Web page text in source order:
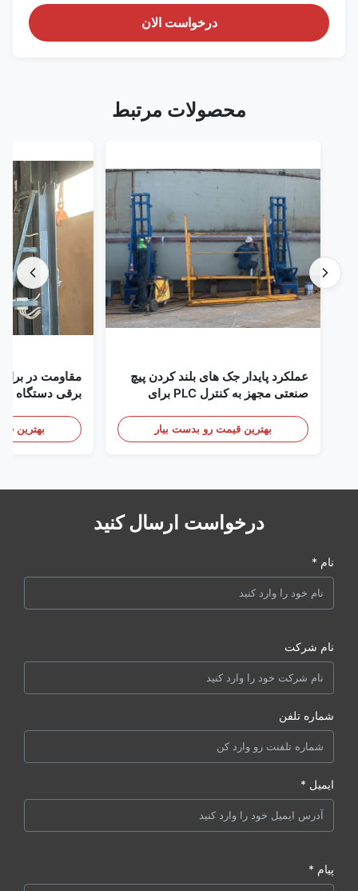
درخواست الان
محصولات مرتبط
عملکرد پایدار جک های بلند کردن پیچ
صنعتی مجهز به کنترل PLC برای
بهترین قیمت رو بدست بیار
مقاومت در
برقی دستگاه
بهترین
درخواست ارسال کنید
نام *
نام شرکت
شماره تلفن
ایمیل *
پیام *